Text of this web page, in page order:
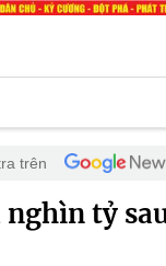
trên
tỷ